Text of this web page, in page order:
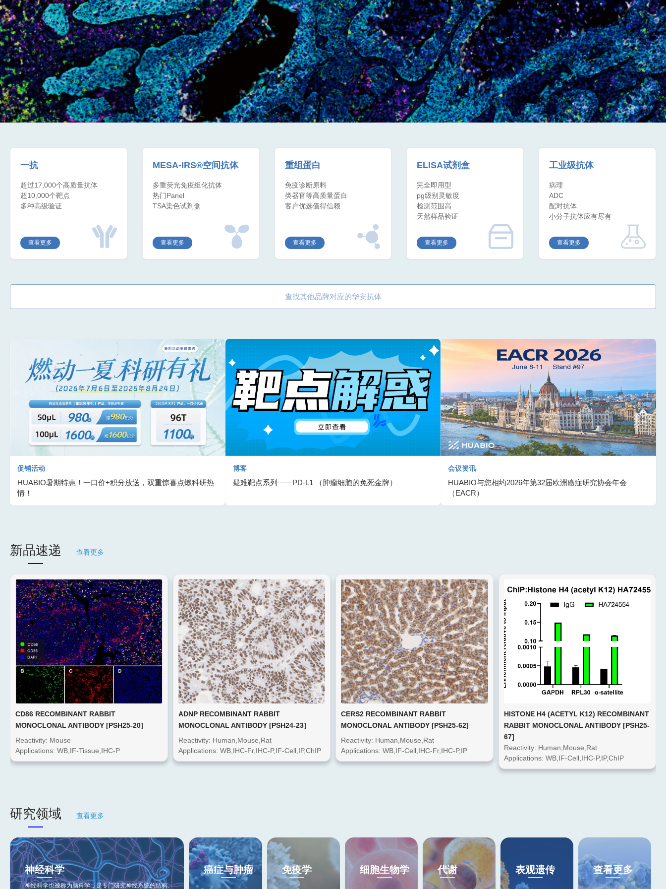
一抗
超过17,000个高质量抗体
超10,000个靶点
多种高级验证
查看更多
MESA-IRS®空间抗体
多重荧光免疫组化抗体
热门Panel
TSA染色试剂盒
查看更多
重组蛋白
免疫诊断原料
类器官等高质量蛋白
客户优选值得信赖
查看更多
ELISA试剂盒
完全即用型
pg级别灵敏度
检测范围高
天然样品验证
查看更多
工业级抗体
病理
ADC
配对抗体
小分子抗体应有尽有
查看更多
查找其他品牌对应的华安抗体
促销活动
HUABIO暑期特惠！一口价+积分放送，双重惊喜点燃科研热
情！
博客
疑难靶点系列——PD-L1 （肿瘤细胞的免死金牌）
会议资讯
HUABIO与您相约2026年第32届欧洲癌症研究协会年会
（EACR）
新品速递 查看更多
CD86 RECOMBINANT RABBIT
MONOCLONAL ANTIBODY [PSH25-20]
Reactivity: Mouse
Applications: WB,IF-Tissue,IHC-P
ADNP RECOMBINANT RABBIT
MONOCLONAL ANTIBODY [PSH24-23]
Reactivity: Human,Mouse,Rat
Applications: WB,IHC-Fr,IHC-P,IF-Cell,IP,ChIP
CERS2 RECOMBINANT RABBIT
MONOCLONAL ANTIBODY [PSH25-62]
Reactivity: Human,Mouse,Rat
Applications: WB,IF-Cell,IHC-Fr,IHC-P,IP
HISTONE H4 (ACETYL K12) RECOMBINANT
RABBIT MONOCLONAL ANTIBODY [PSH25-
67]
Reactivity: Human,Mouse,Rat
Applications: WB,IF-Cell,IHC-P,IP,ChIP
研究领域 查看更多
神经科学
神经科学也被称为脑科学，是专门研究神经系统的结构、
癌症与肿瘤 免疫学 细胞生物学 代谢 表观遗传 查看更多